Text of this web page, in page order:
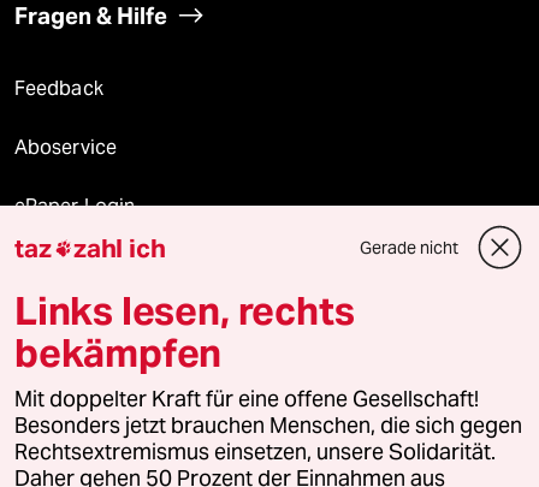
Fragen & Hilfe
Feedback
Aboservice
ePaper Login
Downloads für Abonnierende
© 2026 taz Verlags und Vertriebs GmbH
Alle Rechte vorbehalten. Bei rechtlichen Fragen oder für Genehmigungen
wenden Sie sich bitte an
lizenzen@taz.de
taz zahl ich Gerade nicht
Links lesen, rechts
bekämpfen
Mit doppelter Kraft für eine offene Gesellschaft!
Besonders jetzt brauchen Menschen, die sich gegen
Rechtsextremismus einsetzen, unsere Solidarität.
Daher gehen 50 Prozent der Einnahmen aus